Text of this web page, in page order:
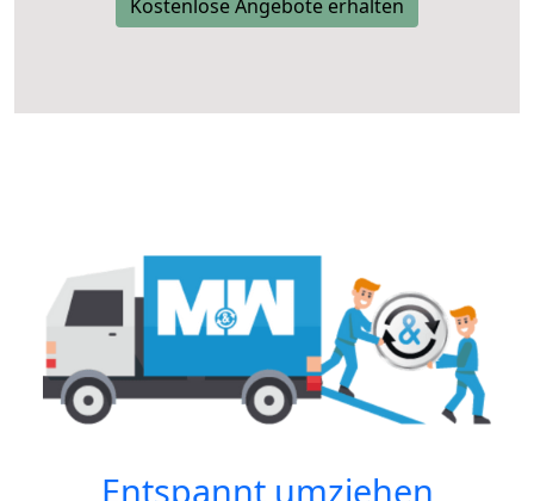
Kostenlose Angebote erhalten
Entspannt umziehen